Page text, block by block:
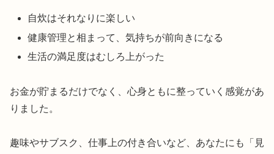
自炊はそれなりに楽しい
健康管理と相まって、気持ちが前向きになる
生活の満足度はむしろ上がった
お金が貯まるだけでなく、心身ともに整っていく感覚があ
りました。
趣味やサブスク、仕事上の付き合いなど、あなたにも「見